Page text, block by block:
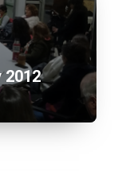
2012